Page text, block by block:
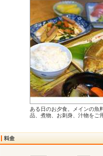
ある日のお夕食。メインの魚
品、煮物、お刺身、汁物をご